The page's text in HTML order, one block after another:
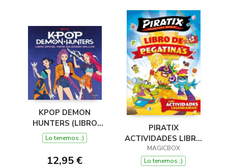
KPOP DEMON
HUNTERS (LIBRO
OFICIAL PARA
COLOREAR DELUXE)
Lo tenemos ;)
12,95 €
PIRATIX
ACTIVIDADES LIBRO
DE PEGATINAS
MAGICBOX
Lo tenemos ;)